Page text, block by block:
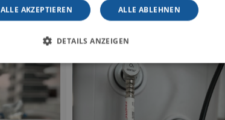
ALLE AKZEPTIEREN ALLE ABLEHNEN
DETAILS ANZEIGEN